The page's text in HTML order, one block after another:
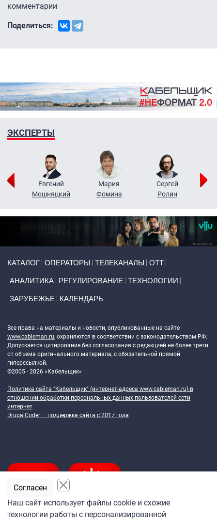
комментарии
Поделиться:
ЭКСПЕРТЫ
Евгений
Мошняцкий
Мария
Фомина
Сергей
Ролин
КАТАЛОГ ОПЕРАТОРЫ ТЕЛЕКАНАЛЫ ОТТ
АНАЛИТИКА РЕГУЛИРОВАНИЕ ТЕХНОЛОГИИ
ЗАРУБЕЖЬЕ КАЛЕНДАРЬ
Все права на материалы и новости, опубликованные на сайте
www.cableman.ru, охраняются в соответствии с законодательством РФ.
Допускается цитирование без согласования с редакцией не более трети
от объема оригинального материала, с обязательной прямой
гиперссылкой.
©2005 - 2026 «Кабельщик»
Политика сайта "Кабельщик" (интернет-адреса www.cableman.ru) в
отношении обработки персональных данных пользователей сети
интернет
DrupalCoder — поддержка сайта c 2017 года
Наш сайт использует файлы cookie и схожие
технологии работы с персонализированной
Согласен